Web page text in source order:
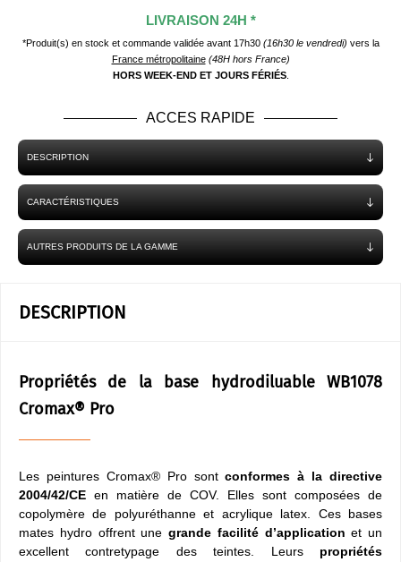
LIVRAISON 24H *
*Produit(s) en stock et commande validée avant 17h30 (16h30 le vendredi) vers la
France métropolitaine (48H hors France)
HORS WEEK-END ET JOURS FÉRIÉS.
ACCES RAPIDE
DESCRIPTION
CARACTÉRISTIQUES
AUTRES PRODUITS DE LA GAMME
DESCRIPTION
Propriétés de la base hydrodiluable WB1078
Cromax® Pro
Les peintures Cromax® Pro sontconformes à la directive
2004/42/CE en matière de COV. Elles sont composées de
copolymère de polyuréthanne et acrylique latex. Ces bases
mates hydro offrent une grande facilité d’application et un
excellent contretypage des teintes. Leurs propriétés